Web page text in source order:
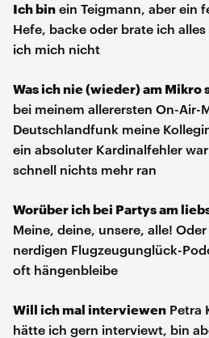
Ich bin ein Teigmann, aber ein
Hefe, backe oder brate ich
ich mich nicht
Was ich nie (wieder) am Mikro
bei meinem allerersten On-Air-
Deutschlandfunk meine
ein absoluter Kardinalfehler
schnell nichts mehr ran
Worüber ich bei Partys am
Meine, deine, unsere, alle!
nerdigen Flugzeugunglück-
oft hängenbleibe
Will ich mal interviewen Petra
hätte ich gern interviewt, bin